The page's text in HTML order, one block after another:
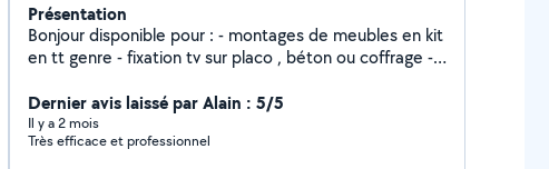
Présentation
Bonjour disponible pour : - montages de meubles en kit
en tt genre - fixation tv sur placo , béton ou coffrage -
intervention plomberie basic remplacement robinet ,
joints, colonne de douches etc etc - création meuble
sur mesure (étagères, plan de travail - peinture murs et
Dernier avis laissé par Alain : 5/5
Il y a 2 mois
Très efficace et professionnel